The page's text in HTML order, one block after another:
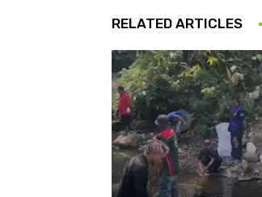
RELATED ARTICLES